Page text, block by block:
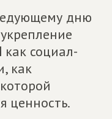
дню
как социал-
как
ценность.